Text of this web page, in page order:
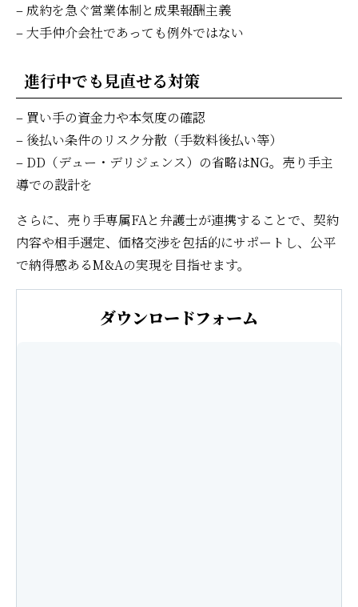
– 成約を急ぐ営業体制と成果報酬主義
– 大手仲介会社であっても例外ではない
進行中でも見直せる対策
– 買い手の資金力や本気度の確認
– 後払い条件のリスク分散（手数料後払い等）
– DD（デュー・デリジェンス）の省略はNG。売り手主
導での設計を
さらに、売り手専属FAと弁護士が連携することで、契約
内容や相手選定、価格交渉を包括的にサポートし、公平
で納得感あるM&Aの実現を目指せます。
ダウンロードフォーム